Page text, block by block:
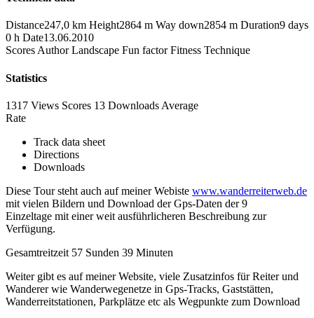
Distance247,0 km Height2864 m Way down2854 m Duration9 days
0 h Date13.06.2010
Scores Author Landscape Fun factor Fitness Technique
Statistics
1317 Views Scores 13 Downloads Average
Rate
Track data sheet
Directions
Downloads
Diese Tour steht auch auf meiner Webiste www.wanderreiterweb.de
mit vielen Bildern und Download der Gps-Daten der 9
Einzeltage mit einer weit ausführlicheren Beschreibung zur
Verfügung.
Gesamtreitzeit 57 Sunden 39 Minuten
Weiter gibt es auf meiner Website, viele Zusatzinfos für Reiter und
Wanderer wie Wanderwegenetze in Gps-Tracks, Gaststätten,
Wanderreitstationen, Parkplätze etc als Wegpunkte zum Download